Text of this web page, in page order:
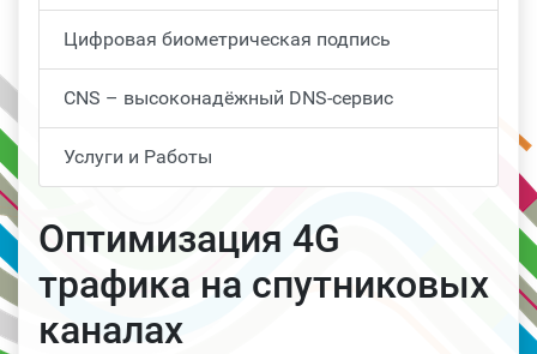
Цифровая биометрическая подпись
CNS – высоконадёжный DNS-сервис
Услуги и Работы
Оптимизация 4G
трафика на спутниковых
каналах